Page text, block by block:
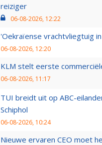
reiziger
06-08-2026, 12:22
'Oekraïense vrachtvliegtuig
06-08-2026, 12:20
KLM stelt eerste
06-08-2026, 11:17
TUI breidt uit op ABC-
Schiphol
06-08-2026, 10:24
Nieuwe ervaren CEO moet